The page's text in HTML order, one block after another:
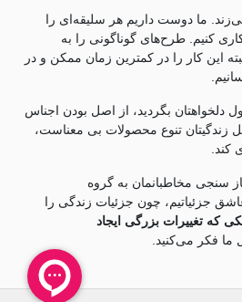
ما دوست داریم هر سلیقه‌ای را
کنیم. طرح‌های گوناگونی را به
این کار را در کمترین زمان ممکن و در
دلخواهتان بگردید، از اصل بودن اجناس
زندگیتان تنوع محصولات بی معناست،
کند.
سنجی مخاطبانمان به گروه
جزئياتیم، چون جزئيات زندگی را
که تغییرات بزرگی ایجاد
ما فکر می‌کنید.